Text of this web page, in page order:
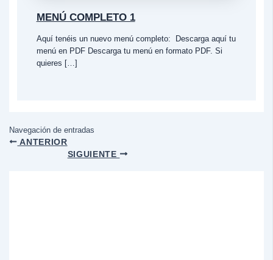
MENÚ COMPLETO 1
Aquí tenéis un nuevo menú completo: Descarga aquí tu
menú en PDF Descarga tu menú en formato PDF. Si
quieres […]
Navegación de entradas
ANTERIOR
SIGUIENTE